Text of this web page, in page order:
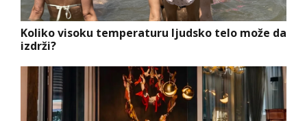
Koliko visoku temperaturu ljudsko telo može da
izdrži?